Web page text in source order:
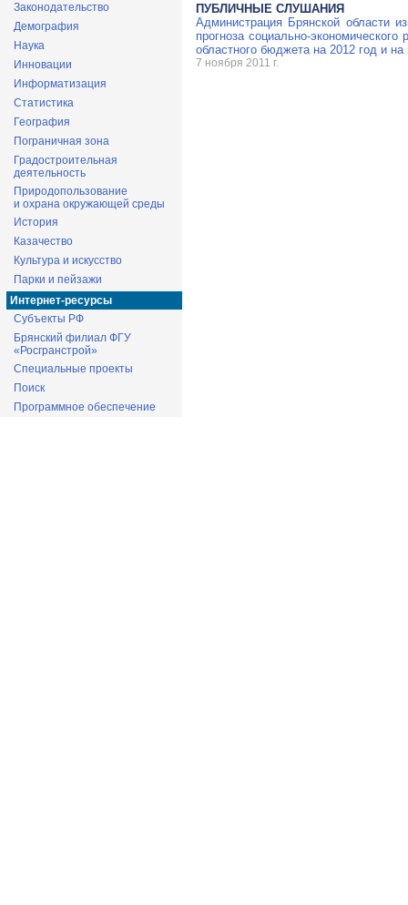
Законодательство
Демография
Наука
Инновации
Информатизация
Статистика
География
Пограничная зона
Градостроительная
деятельность
Природопользование
и охрана окружающей среды
История
Казачество
Культура и искусство
Парки и пейзажи
Интернет-ресурсы
Субъекты РФ
Брянский филиал ФГУ
«Росгранстрой»
Специальные проекты
Поиск
Программное обеспечение
ПУБЛИЧНЫЕ СЛУШАНИЯ
Администрация Брянской области
прогноза социально-экономического
областного бюджета на 2012 год и
7 ноября 2011 г.